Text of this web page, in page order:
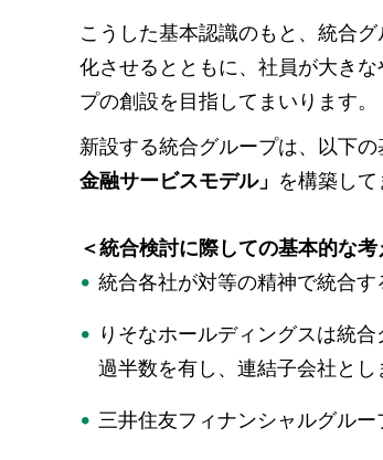
こうした基本認識のもと、統合
化させるとともに、社員が大き
プの創設を目指してまいります。
新設する統合グループは、以下の
金融サービスモデル」 を構築して
＜統合検討に際しての基本的な考
統合各社が対等の精神で統合す
りそなホールディングスは統
過半数を有し、連結子会社とし
三井住友フィナンシャルグルー